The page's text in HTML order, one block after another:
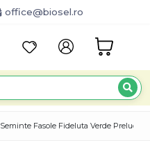
office@biosel.ro
Seminte Fasole Fideluta Verde Prelude